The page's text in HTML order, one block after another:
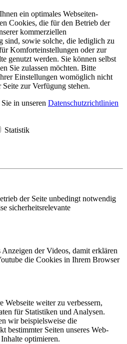
ein optimales Webseiten-
Cookies, die für den Betrieb der
kommerziellen
sind, sowie solche, die lediglich zu
Komforteinstellungen oder zur
genutzt werden. Sie können selbst
Sie zulassen möchten. Bitte
Einstellungen womöglich nicht
zur Verfügung stehen.
in unseren Datenschutzrichtlinien
Statistik
der Seite unbedingt notwendig
sicherheitsrelevante
der Videos, damit erklären
die Cookies in Ihrem Browser
Webseite weiter zu verbessern,
für Statistiken und Analysen.
wir beispielsweise die
bestimmter Seiten unseres Web-
optimieren.